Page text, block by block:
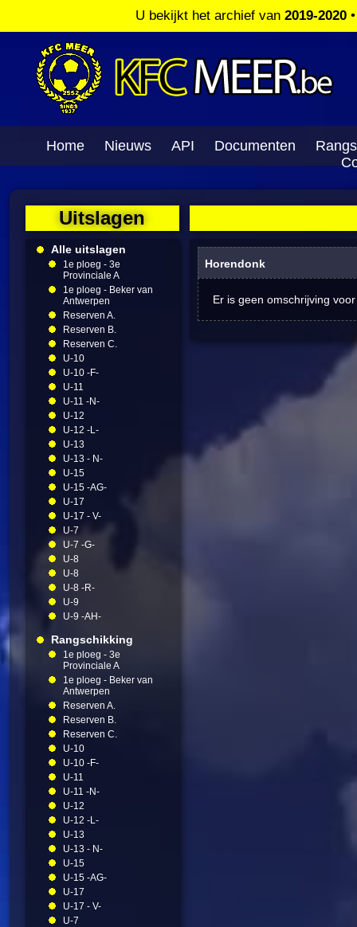
U bekijkt het archief van 2019-2020
Home Nieuws API Documenten
Uitslagen
Alle uitslagen
1e ploeg - 3e
Provinciale A
1e ploeg - Beker van
Antwerpen
Reserven A.
Reserven B.
Reserven C.
U-10
U-10 -F-
U-11
U-11 -N-
U-12
U-12 -L-
U-13
U-13 - N-
U-15
U-15 -AG-
U-17
U-17 - V-
U-7
U-7 -G-
U-8
U-8
U-8 -R-
U-9
U-9 -AH-
Rangschikking
1e ploeg - 3e
Provinciale A
1e ploeg - Beker van
Antwerpen
Reserven A.
Reserven B.
Reserven C.
U-10
U-10 -F-
U-11
U-11 -N-
U-12
U-12 -L-
U-13
U-13 - N-
U-15
U-15 -AG-
U-17
U-17 - V-
U-7
Horendonk
Er is geen omschrijving